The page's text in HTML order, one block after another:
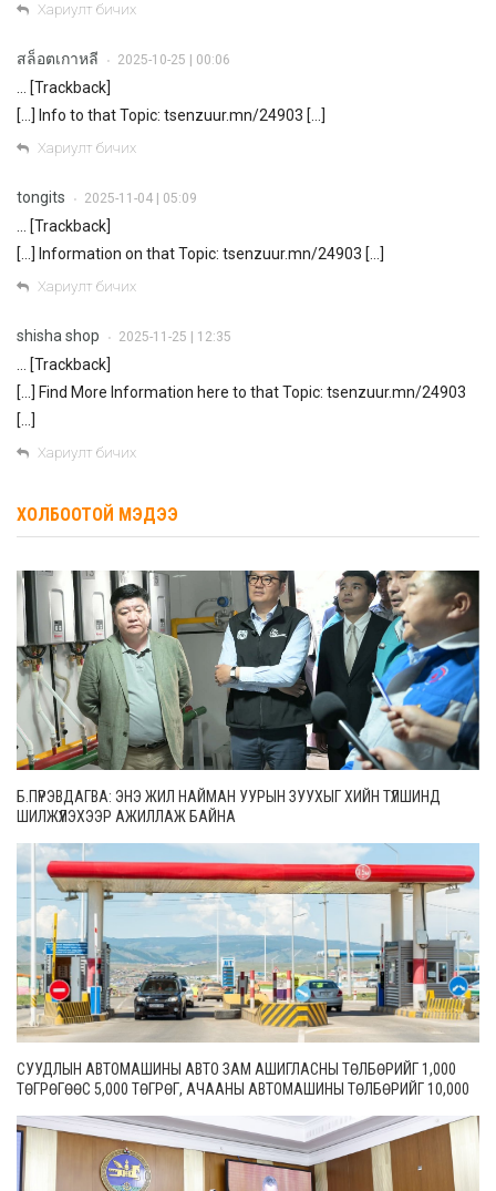
Хариулт бичих
สล็อตเกาหลี • 2025-10-25 | 00:06
… [Trackback]
[…] Info to that Topic: tsenzuur.mn/24903 […]
Хариулт бичих
tongits • 2025-11-04 | 05:09
… [Trackback]
[…] Information on that Topic: tsenzuur.mn/24903 […]
Хариулт бичих
shisha shop • 2025-11-25 | 12:35
… [Trackback]
[…] Find More Information here to that Topic: tsenzuur.mn/24903
[…]
Хариулт бичих
ХОЛБООТОЙ МЭДЭЭ
Б.ПҮРЭВДАГВА: ЭНЭ ЖИЛ НАЙМАН УУРЫН ЗУУХЫГ ХИЙН ТҮЛШИНД
ШИЛЖҮҮЛЭХЭЭР АЖИЛЛАЖ БАЙНА
СУУДЛЫН АВТОМАШИНЫ АВТО ЗАМ АШИГЛАСНЫ ТӨЛБӨРИЙГ 1,000
ТӨГРӨГӨӨС 5,000 ТӨГРӨГ, АЧААНЫ АВТОМАШИНЫ ТӨЛБӨРИЙГ 10,000